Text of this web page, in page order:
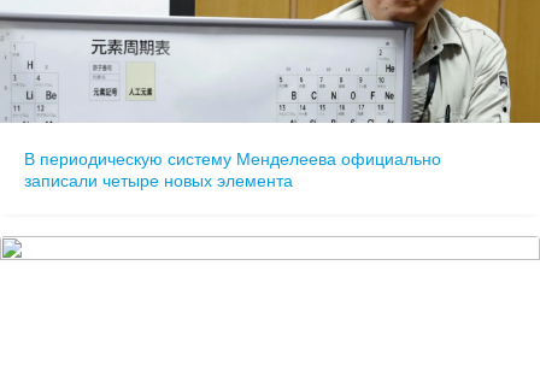
В периодическую систему Менделеева официально
записали четыре новых элемента